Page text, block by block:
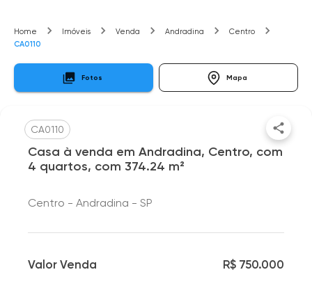
Home Imóveis Venda Andradina
Centro
CA0110
Fotos Mapa
CA0110
Casa à venda em Andradina, Centro, com
4 quartos, com 374.24 m²
Centro - Andradina - SP
Valor Venda R$ 750.000